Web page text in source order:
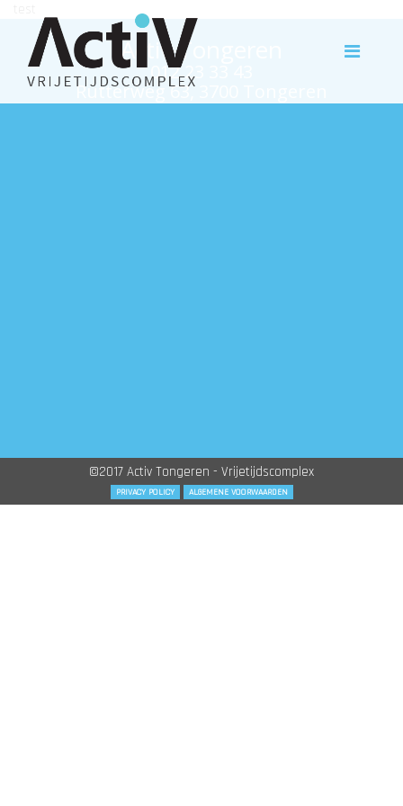
Activ Tongeren
012 23 33 43
Rutterweg 63, 3700 Tongeren
©2017 Activ Tongeren - Vrijetijdscomplex
PRIVACY POLICY ALGEMENE VOORWAARDEN